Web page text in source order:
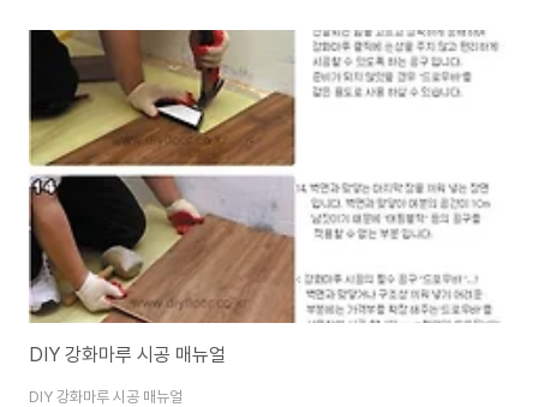
DIY 강화마루 시공 매뉴얼
DIY 강화마루 시공 매뉴얼